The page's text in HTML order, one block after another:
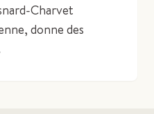
Charvet
donne des